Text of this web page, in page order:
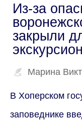
Из-за
закрыли
Марина
В Хоперском
заповеднике